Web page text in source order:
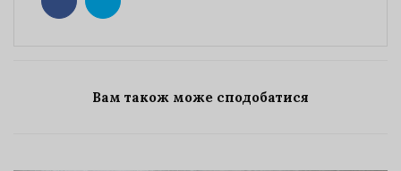
Вам також може сподобатися